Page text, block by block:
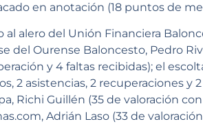
en anotación (18 puntos de
al alero del Unión Financiera
del Ourense Baloncesto, Pedro
y 4 faltas recibidas); el
2 asistencias, 2 recuperaciones y
Richi Guillén (35 de valoración
Adrián Laso (33 de